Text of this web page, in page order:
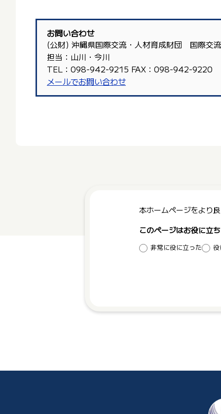
お問い合わせ
(公財) 沖縄県国際交流・人材育成財団 国際交
担当：山川・今川
TEL：098-942-9215 FAX：098-942-9220
メールでお問い合わせ
本ホームページをより
このページはお役に立
非常に役に立った